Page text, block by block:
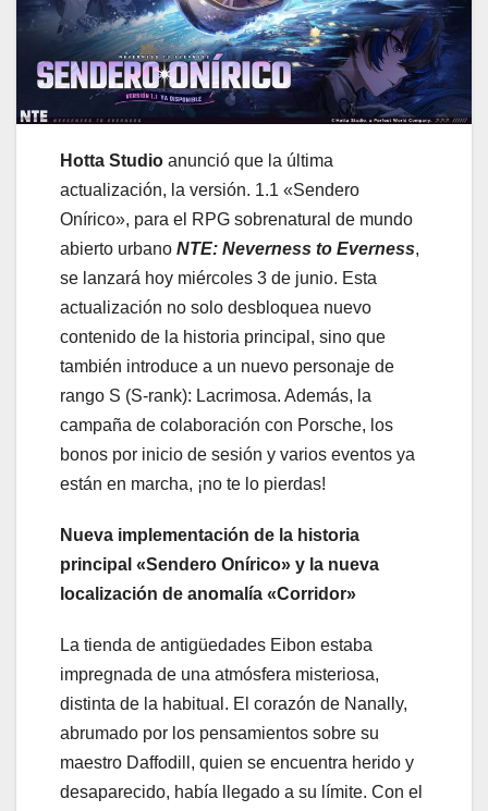
Hotta Studio anunció que la última
actualización, la versión. 1.1 «Sendero
Onírico», para el RPG sobrenatural de mundo
abierto urbano NTE: Neverness to Everness,
se lanzará hoy miércoles 3 de junio. Esta
actualización no solo desbloquea nuevo
contenido de la historia principal, sino que
también introduce a un nuevo personaje de
rango S (S-rank): Lacrimosa. Además, la
campaña de colaboración con Porsche, los
bonos por inicio de sesión y varios eventos ya
están en marcha, ¡no te lo pierdas!
Nueva implementación de la historia
principal «Sendero Onírico» y la nueva
localización de anomalía «Corridor»
La tienda de antigüedades Eibon estaba
impregnada de una atmósfera misteriosa,
distinta de la habitual. El corazón de Nanally,
abrumado por los pensamientos sobre su
maestro Daffodill, quien se encuentra herido y
desaparecido, había llegado a su límite. Con el